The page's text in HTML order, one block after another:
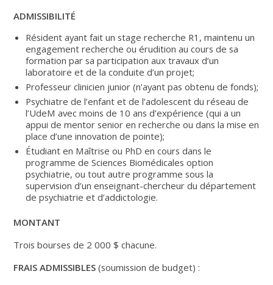
ADMISSIBILITÉ
Résident ayant fait un stage recherche R1, maintenu un
engagement recherche ou érudition au cours de sa
formation par sa participation aux travaux d’un
laboratoire et de la conduite d’un projet;
Professeur clinicien junior (n’ayant pas obtenu de fonds);
Psychiatre de l’enfant et de l’adolescent du réseau de
l’UdeM avec moins de 10 ans d’expérience (qui a un
appui de mentor senior en recherche ou dans la mise en
place d’une innovation de pointe);
Étudiant en Maîtrise ou PhD en cours dans le
programme de Sciences Biomédicales option
psychiatrie, ou tout autre programme sous la
supervision d’un enseignant-chercheur du département
de psychiatrie et d’addictologie.
MONTANT
Trois bourses de 2 000 $ chacune.
FRAIS ADMISSIBLES(soumission de budget) :